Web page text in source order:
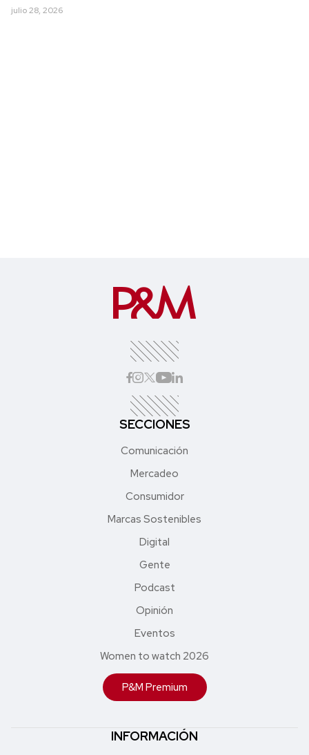
julio 28, 2026
SECCIONES
Comunicación
Mercadeo
Consumidor
Marcas Sostenibles
Digital
Gente
Podcast
Opinión
Eventos
Women to watch 2026
P&M Premium
INFORMACIÓN